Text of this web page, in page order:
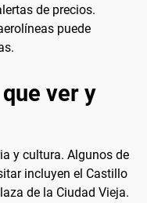
de precios.
puede
ver y
y cultura. Algunos de
incluyen el Castillo
de la Ciudad Vieja.